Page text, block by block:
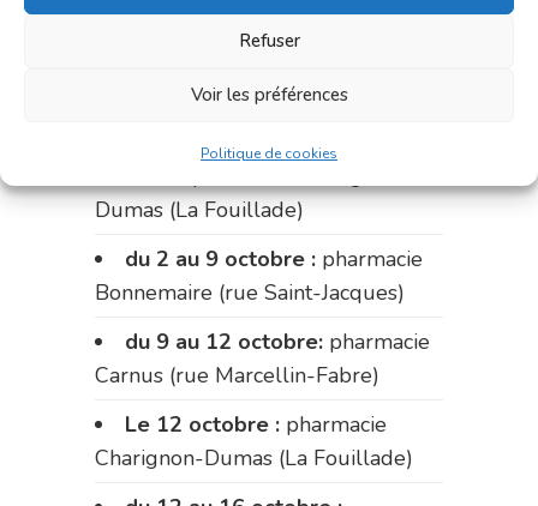
Refuser
Voir les préférences
Politique de cookies
du 25 au 28 septembre :
Aristide Briand)
Du 28 septembre au 1er
Dumas (La Fouillade)
du 2 au 9 octobre : pharmacie
Bonnemaire (rue Saint-Jacques)
du 9 au 12 octobre: pharmacie
Carnus (rue Marcellin-Fabre)
Le 12 octobre : pharmacie
Charignon-Dumas (La Fouillade)